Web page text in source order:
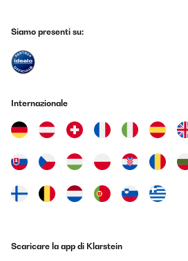
Siamo presenti su:
Internazionale
Scaricare la app di Klarstein